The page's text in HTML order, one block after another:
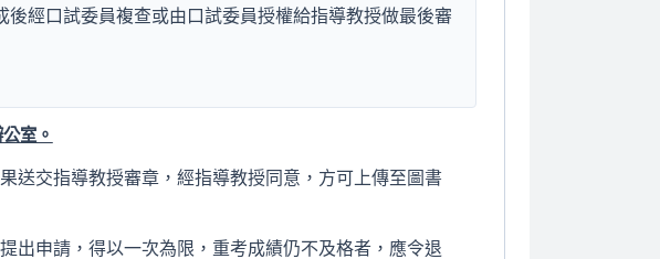
經口試委員複查或由口試委員授權給指導教授做最後審
室。
送交指導教授審章，經指導教授同意，方可上傳至圖書
出申請，得以一次為限，重考成績仍不及格者，應令退